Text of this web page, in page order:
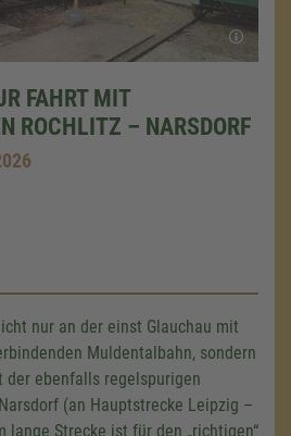
FAHRT MIT
ROCHLITZ – NARSDORF
nur an der einst Glauchau mit
Muldentalbahn, sondern
der ebenfalls regelspurigen
(an Hauptstrecke Leipzig –
lange Strecke ist für den „richtigen“